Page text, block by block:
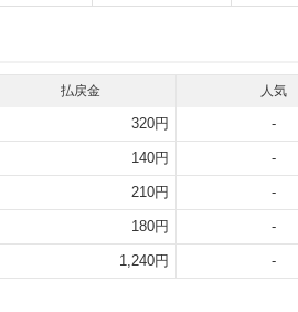
払戻金 人気
320円 -
140円 -
210円 -
180円 -
1,240円 -